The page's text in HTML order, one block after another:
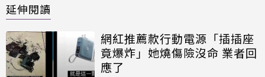
延伸閱讀
網紅推薦款行動電源「插插座
竟爆炸」她燒傷險沒命 業者回
應了